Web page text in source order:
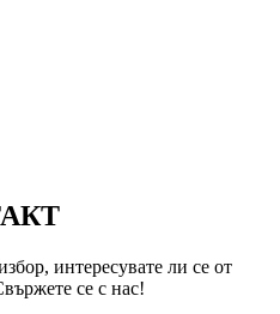
интересувате ли се от
се с нас!